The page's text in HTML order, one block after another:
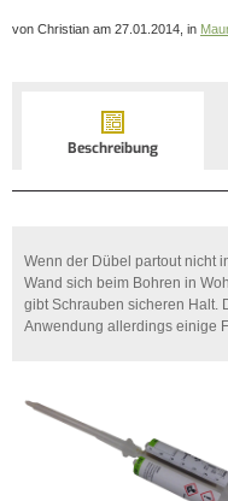
von Christian am 27.01.2014, in
Beschreibung
Wenn der Dübel partout nicht
Wand sich beim Bohren in
gibt Schrauben sicheren Halt.
Anwendung allerdings einige